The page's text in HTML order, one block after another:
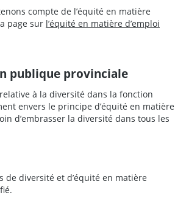
compte de l’équité en matière
page sur l’équité en matière d’emploi
publique provinciale
à la diversité dans la fonction
envers le principe d’équité en matière
d’embrasser la diversité dans tous les
diversité et d’équité en matière